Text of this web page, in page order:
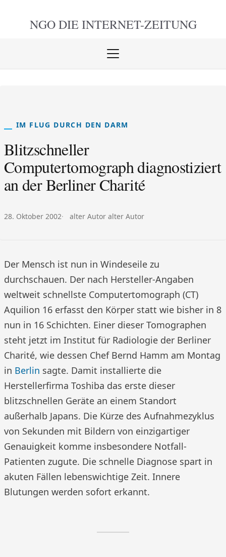
NGO DIE INTERNET-ZEITUNG
Menü
IM FLUG DURCH DEN DARM
Blitzschneller
Computertomograph diagnostiziert
an der Berliner Charité
Veröffentlicht am:
28. Oktober 2002 Autor:
alter Autor alter Autor
Der Mensch ist nun in Windeseile zu
durchschauen. Der nach Hersteller-Angaben
weltweit schnellste Computertomograph (CT)
Aquilion 16 erfasst den Körper statt wie bisher in 8
nun in 16 Schichten. Einer dieser Tomographen
steht jetzt im Institut für Radiologie der Berliner
Charité, wie dessen Chef Bernd Hamm am Montag
in Berlin sagte. Damit installierte die
Herstellerfirma Toshiba das erste dieser
blitzschnellen Geräte an einem Standort
außerhalb Japans. Die Kürze des Aufnahmezyklus
von Sekunden mit Bildern von einzigartiger
Genauigkeit komme insbesondere Notfall-
Patienten zugute. Die schnelle Diagnose spart in
akuten Fällen lebenswichtige Zeit. Innere
Blutungen werden sofort erkannt.